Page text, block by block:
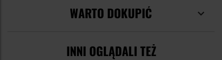
WARTO DOKUPIĆ
INNI OGLĄDALI TEŻ